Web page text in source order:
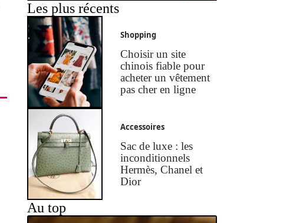
Les plus récents
Shopping
Choisir un site
chinois fiable pour
acheter un vêtement
pas cher en ligne
Accessoires
Sac de luxe : les
inconditionnels
Hermès, Chanel et
Dior
Au top